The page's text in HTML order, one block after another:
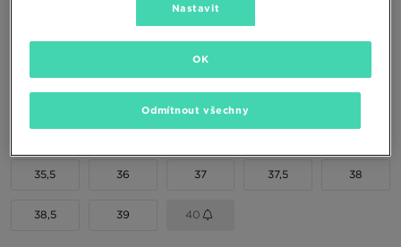
Vyberte velikost
35,5 36 37 37,5 38
38,5 39 40
Nastavit
Odmítnout všechny
OK